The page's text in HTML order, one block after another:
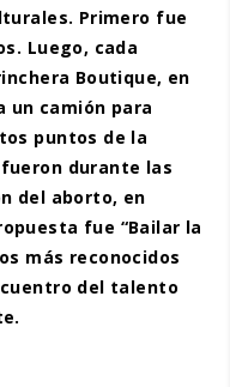
Primero fue
Luego, cada
Boutique, en
un camión para
puntos de la
durante las
del aborto, en
fue “Bailar la
más reconocidos
del talento